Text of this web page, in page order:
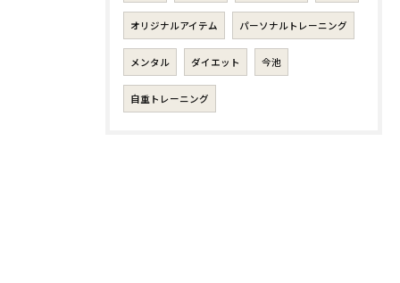
オリジナルアイテム パーソナルトレーニング
メンタル ダイエット 今池
自重トレーニング